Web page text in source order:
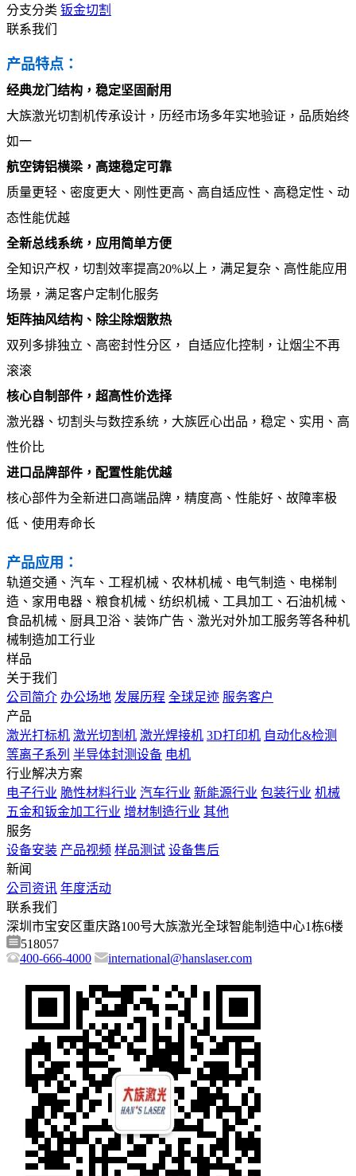
分支分类 钣金切割
联系我们
产品特点：
经典龙门结构，稳定坚固耐用
大族激光切割机传承设计，历经市场多年实地验证，品质始终
如一
航空铸铝横梁，高速稳定可靠
质量更轻、密度更大、刚性更高、高自适应性、高稳定性、动
态性能优越
全新总线系统，应用简单方便
全知识产权，切割效率提高20%以上，满足复杂、高性能应用
场景，满足客户定制化服务
矩阵抽风结构、除尘除烟散热
双列多排独立、高密封性分区， 自适应化控制，让烟尘不再
滚滚
核心自制部件，超高性价选择
激光器、切割头与数控系统，大族匠心出品，稳定、实用、高
性价比
进口品牌部件，配置性能优越
核心部件为全新进口高端品牌，精度高、性能好、故障率极
低、使用寿命长
产品应用：
轨道交通、汽车、工程机械、农林机械、电气制造、电梯制
造、家用电器、粮食机械、纺织机械、工具加工、石油机械、
食品机械、厨具卫浴、装饰广告、激光对外加工服务等各种机
械制造加工行业
样品
关于我们
公司简介 办公场地 发展历程 全球足迹 服务客户
产品
激光打标机 激光切割机 激光焊接机 3D打印机 自动化&检测
等离子系列 半导体封测设备 电机
行业解决方案
电子行业 脆性材料行业 汽车行业 新能源行业 包装行业 机械
五金和钣金加工行业 增材制造行业 其他
服务
设备安装 产品视频 样品测试 设备售后
新闻
公司资讯 年度活动
联系我们
深圳市宝安区重庆路100号大族激光全球智能制造中心1栋6楼
518057
400-666-4000
international@hanslaser.com